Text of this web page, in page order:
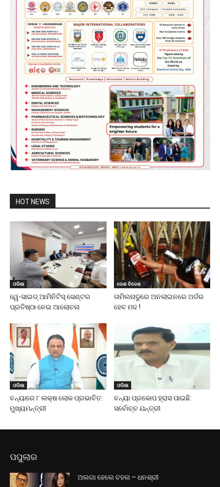
HOT NEWS
ଓଡିଶା
ୱେ-ସାଇଡ୍‌ ଆମିନିଟିସ୍‌ ସେଣ୍ଟର
ପ୍ରତିଷ୍ଠା ନେଇ ଆଲୋଚନା
ଦେଶ ବିଦେଶ
ତାମିଲନାଡୁରେ ଅନଲାଇନରେ ଅର୍ଡର
ହେବ ମଦ !
ଓଡିଶା
ବନ୍ୟାରେ ୮ ଲକ୍ଷ ଲୋକ ପ୍ରଭାବିତ:
ମୁଖ୍ୟମନ୍ତ୍ରୀ
ଓଡିଶା
ବନ୍ୟା ପ୍ରକୋପ ହ୍ରାସ ପାଇଛି:
ସର୍ବୋଚ୍ଚ ଯନ୍ତ୍ରୀ
ପପୁଲାର
ଅଲଗା ହେଲେ ଚହଲ – ଧନଶ୍ରୀ